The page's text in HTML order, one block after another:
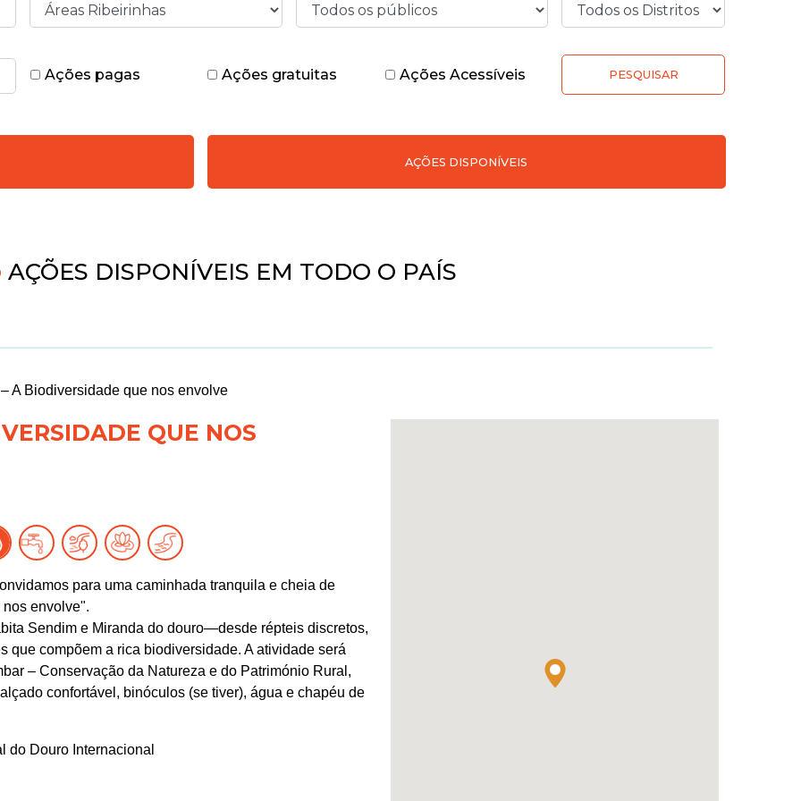
Ações pagas Ações gratuitas Ações Acessíveis PESQUISAR
AÇÕES DISPONÍVEIS
AÇÕES DISPONÍVEIS EM TODO O PAÍS
A Biodiversidade que nos envolve
QUE NOS
para uma caminhada tranquila e cheia de
envolve".
Sendim e Miranda do douro—desde répteis discretos,
que compõem a rica biodiversidade. A atividade será
– Conservação da Natureza e do Património Rural,
confortável, binóculos (se tiver), água e chapéu de
do Douro Internacional